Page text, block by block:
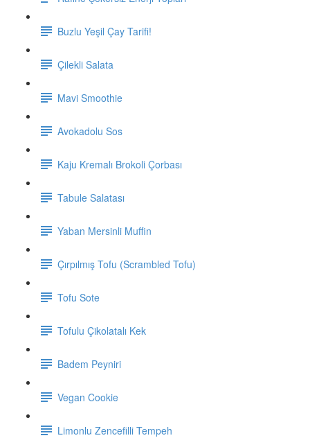
Buzlu Yeşil Çay Tarifi!
Çilekli Salata
Mavi Smoothie
Avokadolu Sos
Kaju Kremalı Brokoli Çorbası
Tabule Salatası
Yaban Mersinli Muffin
Çırpılmış Tofu (Scrambled Tofu)
Tofu Sote
Tofulu Çikolatalı Kek
Badem Peyniri
Vegan Cookie
Limonlu Zencefilli Tempeh